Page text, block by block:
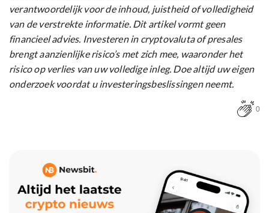
verantwoordelijk voor de inhoud, juistheid of volledigheid
van de verstrekte informatie. Dit artikel vormt geen
financieel advies. Investeren in cryptovaluta of presales
brengt aanzienlijke risico’s met zich mee, waaronder het
risico op verlies van uw volledige inleg. Doe altijd uw eigen
onderzoek voordat u investeringsbeslissingen neemt.
0